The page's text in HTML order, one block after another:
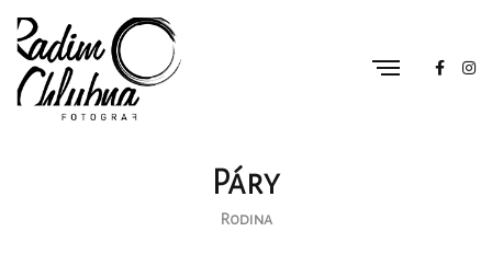
Páry
Rodina